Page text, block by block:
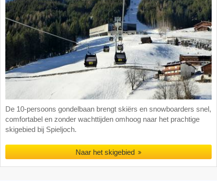
De 10-persoons gondelbaan brengt skiërs en snowboarders snel,
comfortabel en zonder wachttijden omhoog naar het prachtige
skigebied bij Spieljoch.
Naar het skigebied